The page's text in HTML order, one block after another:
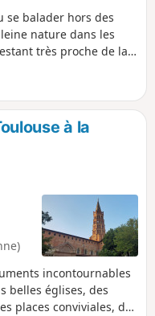
se balader hors des
nature dans les
très proche de la
de vue sur la ville de
Pyrénées, mais
Suivant votre condition
en plusieurs
à la
incontournables
belles églises, des
places conviviales, des